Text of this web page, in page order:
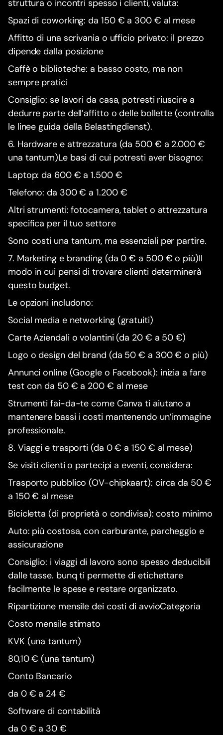
struttura o incontri spesso i clienti, valuta:
Spazi di coworking: da 150 € a 300 € al mese
Affitto di una scrivania o ufficio privato: il prezzo
dipende dalla posizione
Caffè o biblioteche: a basso costo, ma non
sempre pratici
Consiglio: se lavori da casa, potresti riuscire a
dedurre parte dell’affitto o delle bollette (controlla
le linee guida della Belastingdienst).
6. Hardware e attrezzatura (da 500 € a 2.000 €
una tantum)Le basi di cui potresti aver bisogno:
Laptop: da 600 € a 1.500 €
Telefono: da 300 € a 1.200 €
Altri strumenti: fotocamera, tablet o attrezzatura
specifica per il tuo settore
Sono costi una tantum, ma essenziali per partire.
7. Marketing e branding (da 0 € a 500 € o più)Il
modo in cui pensi di trovare clienti determinerà
questo budget.
Le opzioni includono:
Social media e networking (gratuiti)
Carte Aziendali o volantini (da 20 € a 50 €)
Logo o design del brand (da 50 € a 300 € o più)
Annunci online (Google o Facebook): inizia a fare
test con da 50 € a 200 € al mese
Strumenti fai-da-te come Canva ti aiutano a
mantenere bassi i costi mantenendo un’immagine
professionale.
8. Viaggi e trasporti (da 0 € a 150 € al mese)
Se visiti clienti o partecipi a eventi, considera:
Trasporto pubblico (OV-chipkaart): circa da 50 €
a 150 € al mese
Bicicletta (di proprietà o condivisa): costo minimo
Auto: più costosa, con carburante, parcheggio e
assicurazione
Consiglio: i viaggi di lavoro sono spesso deducibili
dalle tasse. bunq ti permette di etichettare
facilmente le spese e restare organizzato.
Ripartizione mensile dei costi di avvioCategoria
Costo mensile stimato
KVK (una tantum)
80,10 € (una tantum)
Conto Bancario
da 0 € a 24 €
Software di contabilità
da 0 € a 30 €